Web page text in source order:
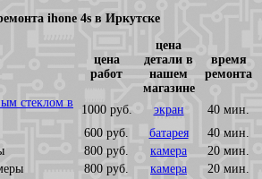
ihone 4s в Иркутске
цена
работ
цена
детали в
нашем
магазине
время
ремонта
стеклом в
1000 руб. экран
40 мин.
600 руб. батарея
40 мин.
800 руб. камера
20 мин.
800 руб. камера
20 мин.